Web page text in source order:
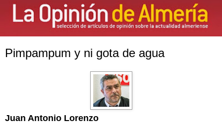
Pimpampum y ni gota de agua
Juan Antonio Lorenzo